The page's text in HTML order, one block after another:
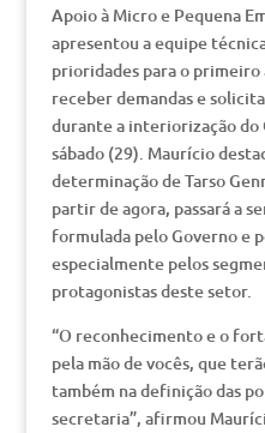
Apoio à Micro e Pequena
apresentou a equipe
prioridades para o primeiro
receber demandas e
durante a interiorização
sábado (29). Maurício
determinação de Tarso
partir de agora, passará a
formulada pelo Governo e
especialmente pelos
protagonistas deste setor.
“O reconhecimento e o
pela mão de vocês, que
também na definição das
secretaria”, afirmou